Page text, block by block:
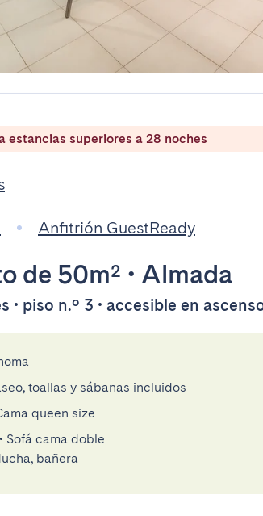
estancias superiores a 28 noches
Anfitrión GuestReady
de 50m² • Almada
• piso n.º 3 • accesible en
toallas y sábanas incluidos
queen size
• Sofá cama doble
bañera